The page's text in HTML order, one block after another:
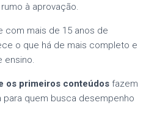
à aprovação.
com mais de 15 anos de
o que há de mais completo e
ensino.
os primeiros conteúdos fazem
quem busca desempenho